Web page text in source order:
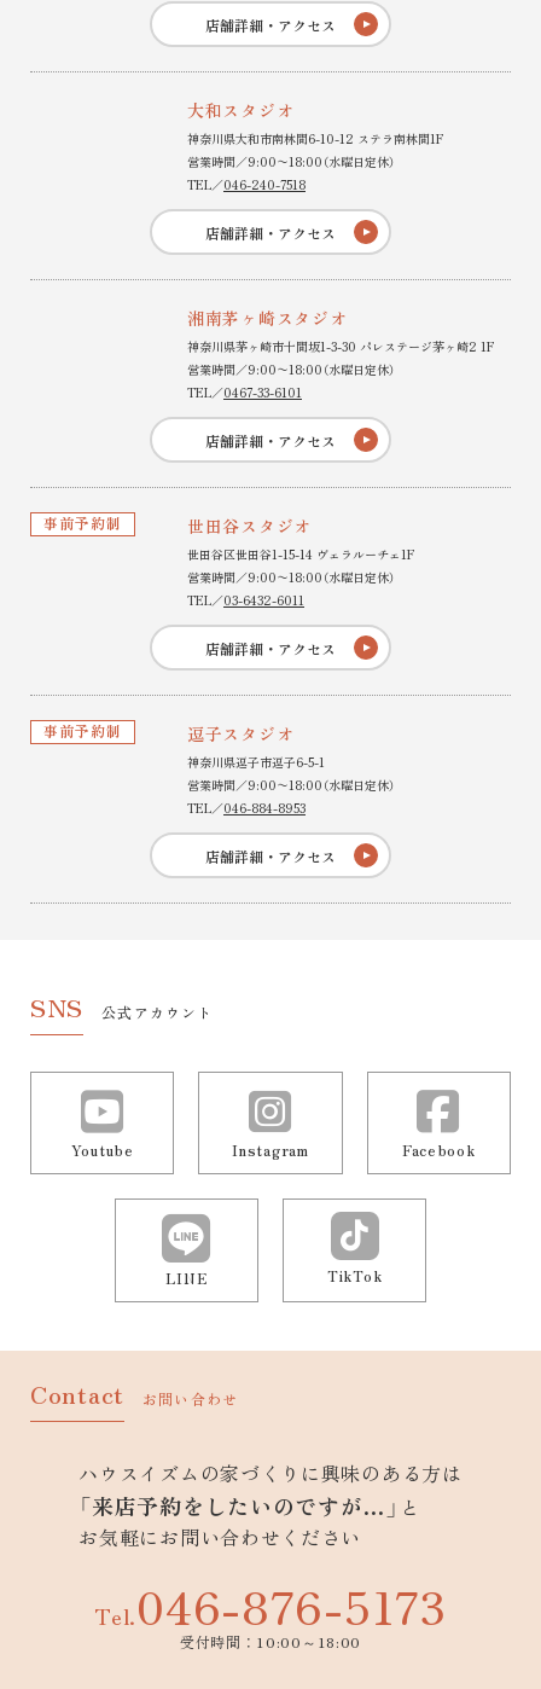
店舗詳細・アクセス
大和スタジオ
神奈川県大和市南林間6-10-12 ステラ南林間1F
営業時間／9:00〜18:00（水曜日定休）
TEL／046-240-7518
店舗詳細・アクセス
湘南茅ヶ崎スタジオ
神奈川県茅ヶ崎市十間坂1-3-30 パレステージ茅ヶ崎2 1F
営業時間／9:00〜18:00（水曜日定休）
TEL／0467-33-6101
店舗詳細・アクセス
事前予約制 世田谷スタジオ
世田谷区世田谷1-15-14 ヴェラルーチェ1F
営業時間／9:00〜18:00（水曜日定休）
TEL／03-6432-6011
店舗詳細・アクセス
事前予約制 逗子スタジオ
神奈川県逗子市逗子6-5-1
営業時間／9:00〜18:00（水曜日定休）
TEL／046-884-8953
店舗詳細・アクセス
SNS 公式アカウント
Youtube Instagram Facebook
LINE TikTok
Contact お問い合わせ
ハウスイズムの家づくりに興味のある方は
「来店予約をしたいのですが…」 と
お気軽にお問い合わせください
Tel.046-876-5173
受付時間：10:00～18:00